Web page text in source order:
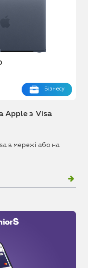
Бізнесу
Apple з Visa
в мережі або на